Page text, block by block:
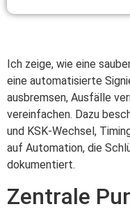
Ich zeige, wie eine
eine automatisierte
ausbremsen, Ausfälle
vereinfachen. Dazu
und KSK-Wechsel,
auf Automation, die
dokumentiert.
Zentrale